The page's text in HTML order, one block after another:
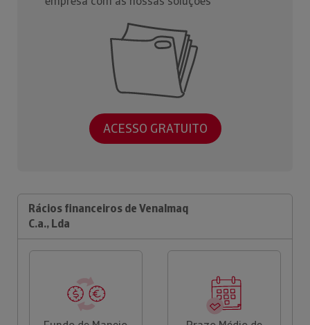
ACESSO GRATUITO
Rácios financeiros de Venalmaq
C.a., Lda